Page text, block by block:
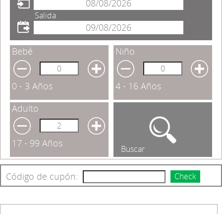
Salida
Bebé
0 - 3 Años
Niño
4 - 16 Años
Adulto
17 - 99 Años Buscar
Código de cupón: Check